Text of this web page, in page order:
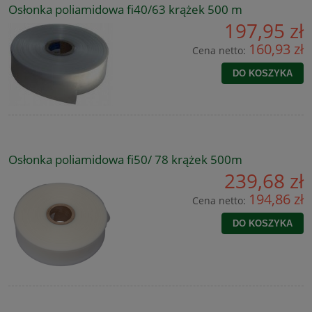
Osłonka poliamidowa fi40/63 krążek 500 m
197,95 zł
Cena netto: 160,93 zł
DO KOSZYKA
Osłonka poliamidowa fi50/ 78 krążek 500m
239,68 zł
Cena netto: 194,86 zł
DO KOSZYKA